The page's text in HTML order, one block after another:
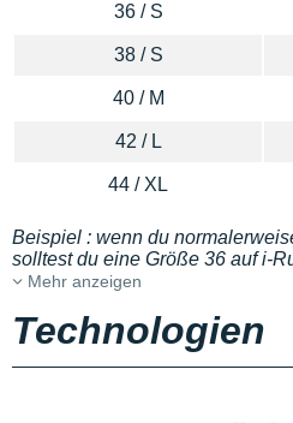
36 / S
38 / S
40 / M
42 / L
44 / XL
Beispiel : wenn du
solltest du eine Größe 36 auf i-
Mehr anzeigen
Technologien